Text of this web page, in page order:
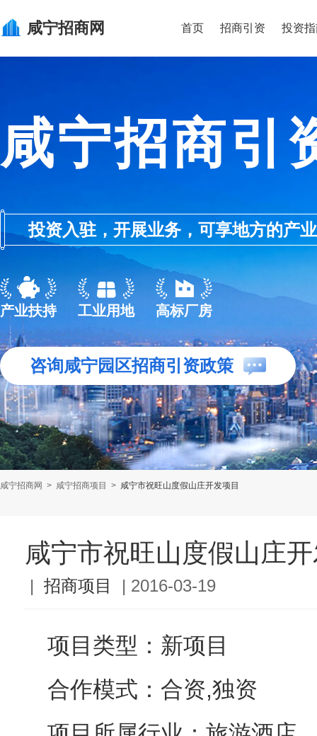
咸宁招商网 首页 招商引资 投资
咸宁招商引
投资入驻，开展业务，可享地方的产
产业扶持 工业用地 高标厂房
咨询咸宁园区招商引资政策
咸宁招商网 > 咸宁招商项目 > 咸宁市祝旺山度假山庄开发项目
咸宁市祝旺山度假山庄
| 招商项目 | 2016-03-19
项目类型：新项目
合作模式：合资,独资